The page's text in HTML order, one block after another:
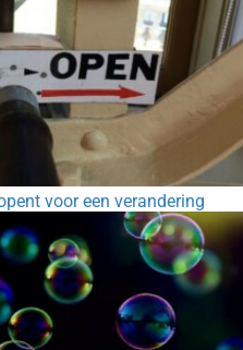
voor een verandering